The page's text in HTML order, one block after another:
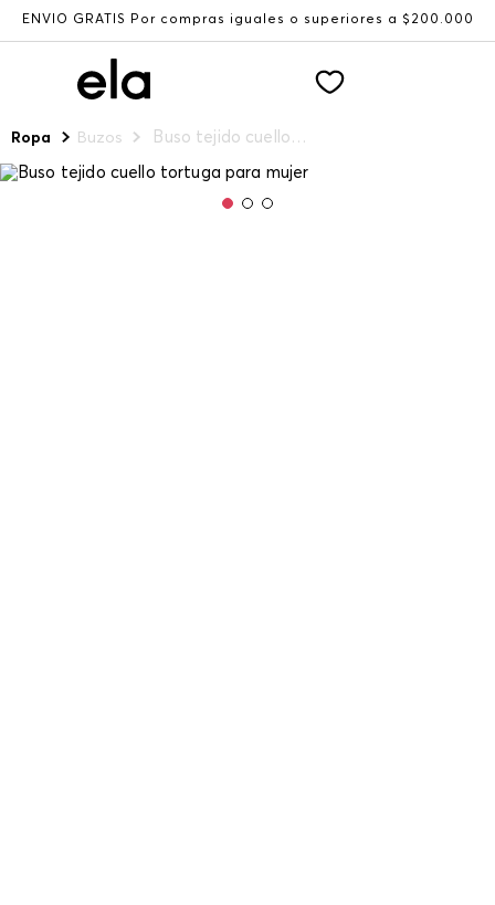
ENVÍO GRATIS Por compras iguales o superiores a $200.000
Ropa Buzos Buso tejido cuello tortuga para mujer